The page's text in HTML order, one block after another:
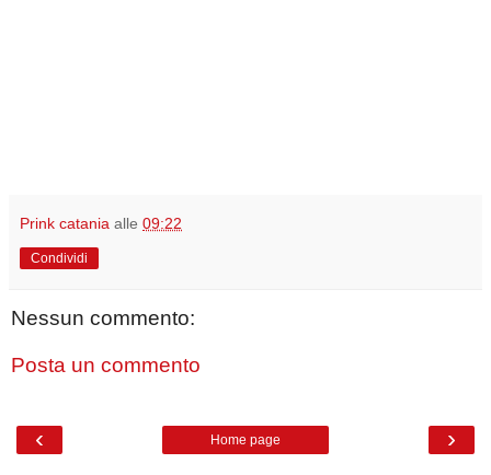
Prink catania alle 09:22
Condividi
Nessun commento:
Posta un commento
‹ ›
Home page